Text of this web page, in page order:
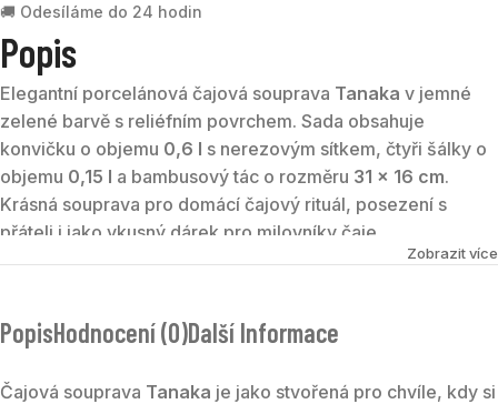
🚚 Odesíláme do 24 hodin
Popis
Elegantní porcelánová čajová souprava Tanaka v jemné
zelené barvě s reliéfním povrchem. Sada obsahuje
konvičku o objemu 0,6 l s nerezovým sítkem, čtyři šálky o
objemu 0,15 l a bambusový tác o rozměru 31 × 16 cm.
Krásná souprava pro domácí čajový rituál, posezení s
přáteli i jako vkusný dárek pro milovníky čaje.
Zobrazit více
PopisHodnocení (0)Další Informace
Čajová souprava Tanaka je jako stvořená pro chvíle, kdy si